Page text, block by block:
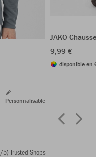
Personnalisable
JAKO
9,99 €
disponible en
/5) Trusted Shops